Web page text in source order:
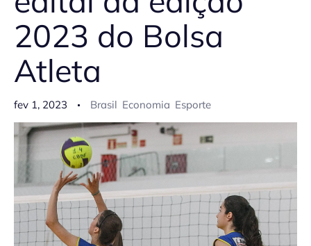
2023 do Bolsa
Atleta
fev 1, 2023 Brasil Economia Esporte